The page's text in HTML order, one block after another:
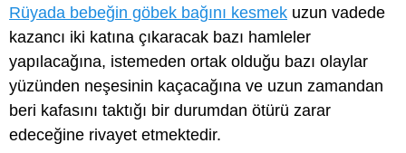
Rüyada bebeğin göbek bağını kesmek uzun vadede
kazancı iki katına çıkaracak bazı hamleler
yapılacağına, istemeden ortak olduğu bazı olaylar
yüzünden neşesinin kaçacağına ve uzun zamandan
beri kafasını taktığı bir durumdan ötürü zarar
edeceğine rivayet etmektedir.